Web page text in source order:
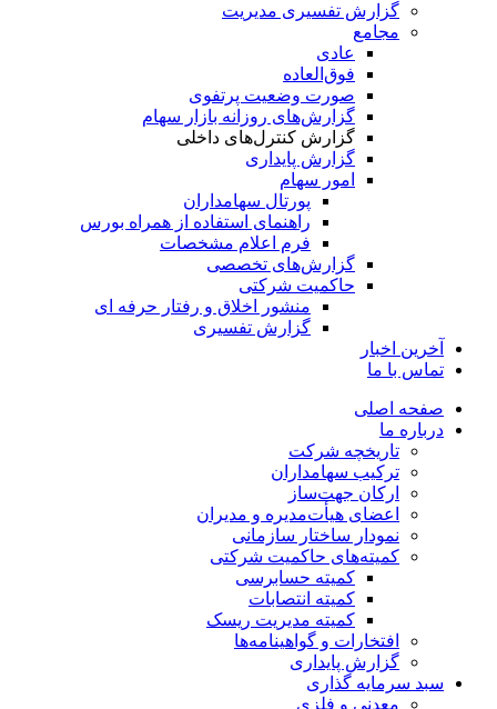
گزارش تفسیری مدیریت
مجامع
عادی
فوق‌العاده
صورت وضعیت پرتفوی
گزارش‌های روزانه بازار سهام
گزارش کنترل‌های داخلی
گزارش پایداری
امور سهام
پورتال سهامداران
راهنمای استفاده از همراه بورس
فرم اعلام مشخصات
گزارش‌های تخصصی
حاکمیت شرکتی
منشور اخلاق و رفتار حرفه­ ای
گزارش تفسیری
آخرین اخبار
تماس با ما
صفحه اصلی
درباره ما
تاریخچه شرکت
ترکیب سهامداران
ارکان جهت‌ساز
اعضای هیأت‌مدیره و مدیران
نمودار ساختار سازمانی
کمیته‌های حاکمیت شرکتی
کمیته حسابرسی
کمیته انتصابات
کمیته مدیریت ریسک
افتخارات و گواهینامه‌ها
گزارش پایداری
سبد سرمایه گذاری
معدنی و فلزی